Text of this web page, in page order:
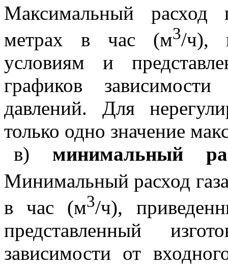
Максимальный расход
метрах в час (м3/ч),
условиям и
графиков
давлений. Для
только одно значение
в) минимальный
Минимальный расход
в час (м3/ч),
представленный
зависимости от